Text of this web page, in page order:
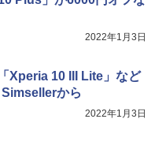
2022年1月3日
Xperia 10 III Lite」など
から
2022年1月3日